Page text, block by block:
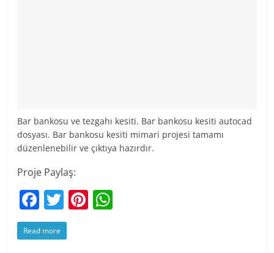
Bar bankosu ve tezgahı kesiti. Bar bankosu kesiti autocad
dosyası. Bar bankosu kesiti mimari projesi tamamı
düzenlenebilir ve çıktıya hazırdır.
Proje Paylaş:
F
a
c
T
w
itt
Pi
Read more